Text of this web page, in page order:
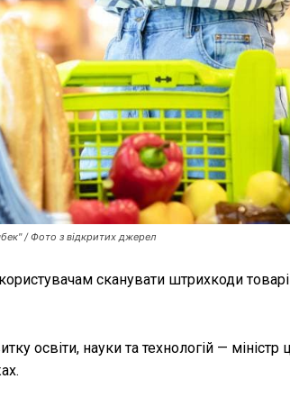
/ Фото з відкритих джерел
сканувати штрихкоди
освіти, науки та технологій —